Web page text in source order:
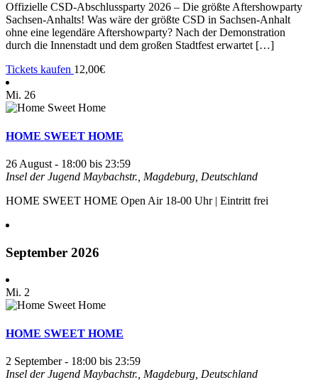
Offizielle CSD-Abschlussparty 2026 – Die größte Aftershowparty
Sachsen-Anhalts! Was wäre der größte CSD in Sachsen-Anhalt
ohne eine legendäre Aftershowparty? Nach der Demonstration
durch die Innenstadt und dem großen Stadtfest erwartet […]
Tickets kaufen 12,00€
Mi. 26
HOME SWEET HOME
26 August - 18:00 bis 23:59
Insel der Jugend Maybachstr., Magdeburg, Deutschland
HOME SWEET HOME Open Air 18-00 Uhr | Eintritt frei
September 2026
Mi. 2
HOME SWEET HOME
2 September - 18:00 bis 23:59
Insel der Jugend Maybachstr., Magdeburg, Deutschland